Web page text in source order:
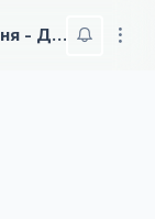
Мобільний воїн Ґандам: Покоління - Доля